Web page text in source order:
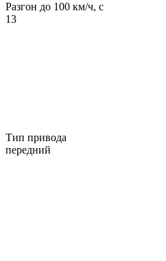
Разгон до 100 км/ч, с
13
Тип привода
передний